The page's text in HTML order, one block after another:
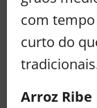
com
curto do
Arroz Ribe